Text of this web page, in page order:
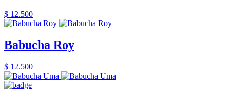
$ 12.500
Babucha Roy
$ 12.500